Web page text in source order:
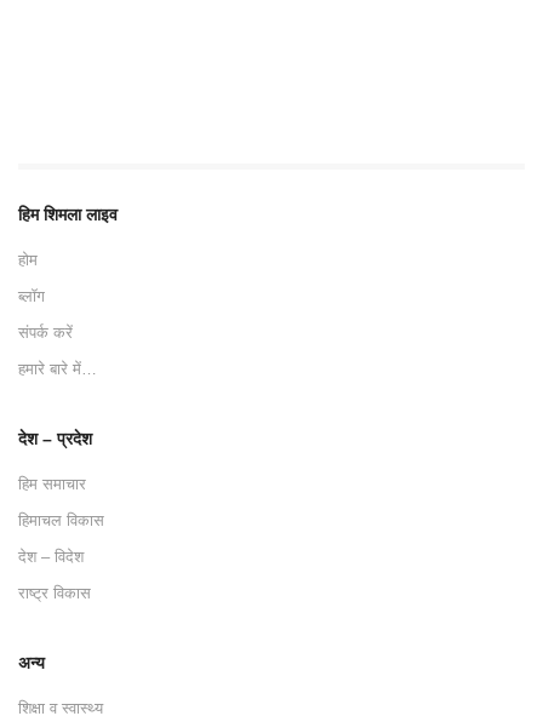
हिम शिमला लाइव
होम
ब्लॉग
संपर्क करें
हमारे बारे में…
देश – प्रदेश
हिम समाचार
हिमाचल विकास
देश – विदेश
राष्ट्र विकास
अन्य
शिक्षा व स्वास्थ्य